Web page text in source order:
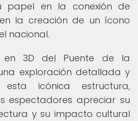
papel en la conexión de
la creación de un ícono
nacional.
en 3D del Puente de la
exploración detallada y
icónica estructura,
espectadores apreciar su
y su impacto cultural